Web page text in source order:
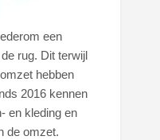
een
rug. Dit terwijl
hebben
2016 kennen
en kleding en
de omzet.